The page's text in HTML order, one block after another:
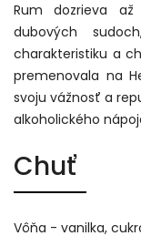
Rum dozrieva
dubových
charakteristiku a
premenovala na
svoju vážnosť a
alkoholického
Chuť
Vôňa - vanilka,